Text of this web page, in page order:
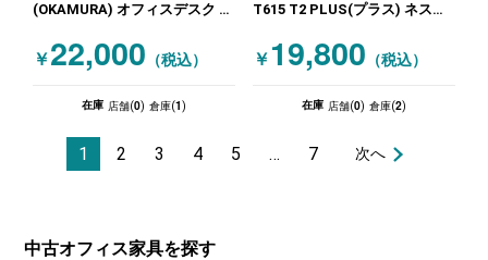
中古オフィス家具を探す
(OKAMURA) オフィスデスク 平
￥22,000 （税込）
在庫 店舗(0) 倉庫(1)
T615 T2 PLUS(プラス) ネステ
ル）
￥ 19,800 （税込）
在庫 店舗(0) 倉庫(2)
1 2 3 4 5 … 7 次へ